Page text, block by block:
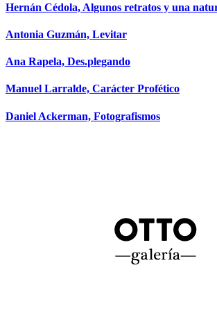
Hernán Cédola, Algunos retratos y una
Antonia Guzmán, Levitar
Ana Rapela, Des.plegando
Manuel Larralde, Carácter Profético
Daniel Ackerman, Fotografismos